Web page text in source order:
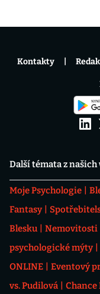
Další témata z našich
Moje Psychologie
Fantasy
Blesku
Nemovitosti
psychologické mýty
ONLINE
Eventový
vs. Pudilová
Chance
Kontakty